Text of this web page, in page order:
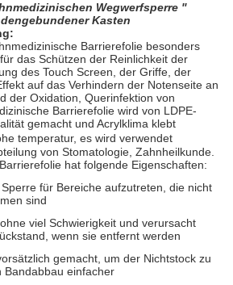
Wegwerfsperre ''
Kasten
Barrierefolie besonders
das Schützen der Reinlichkeit der
des Touch Screen, der Griffe, der
auf das Verhindern der Notenseite an
der Oxidation, Querinfektion von
Barrierefolie wird von LDPE-
gemacht und Acrylklima klebt
temperatur, es wird verwendet
von Stomatologie, Zahnheilkunde.
hat folgende Eigenschaften:
für Bereiche aufzutreten, die nicht
sind
viel Schwierigkeit und verursacht
wenn sie entfernt werden
gemacht, um der Nichtstock zu
Bandabbau einfacher